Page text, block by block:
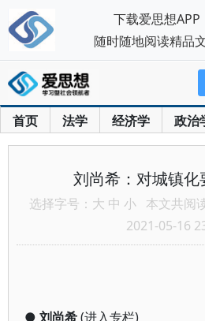
首页 法学 经济学 政治
刘尚希：对城镇化
选择字号： 大 中 小 本文共阅
2021-05-16
● 刘尚希(进入专栏)
下载爱思想APP
随时随地阅读精品